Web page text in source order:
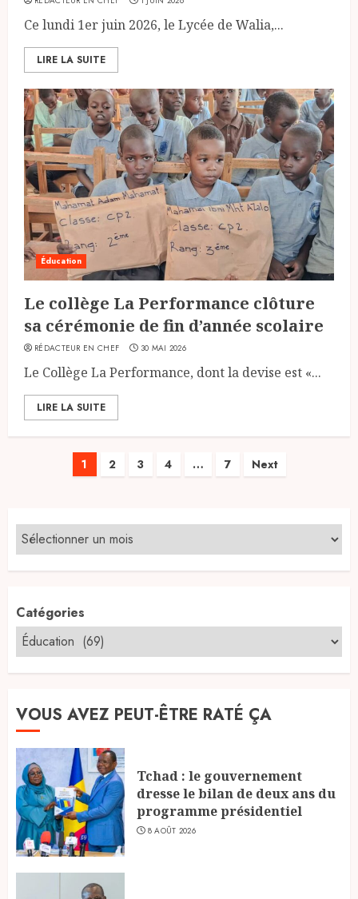
Ce lundi 1er juin 2026, le Lycée de Walia,...
LIRE LA SUITE
Éducation
Le collège La Performance clôture
sa cérémonie de fin d’année scolaire
RÉDACTEUR EN CHEF 30 MAI 2026
Le Collège La Performance, dont la devise est «...
LIRE LA SUITE
Pagination
publications
1 2 3 4 … 7 Next
Catégories
VOUS AVEZ PEUT-ÊTRE RATÉ ÇA
Tchad : le gouvernement
dresse le bilan de deux ans du
programme présidentiel
8 AOÛT 2026